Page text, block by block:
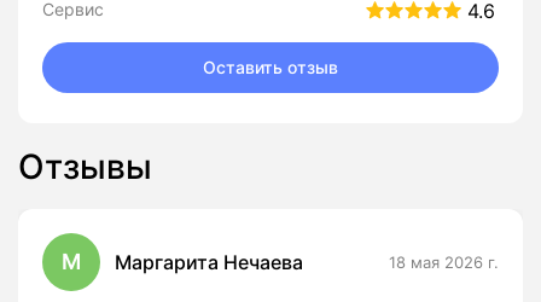
Сервис 4.6
Оставить отзыв
Отзывы
М Маргарита Нечаева 18 мая 2026 г.